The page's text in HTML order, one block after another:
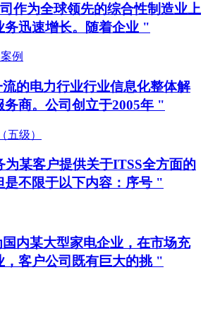
作为全球领先的综合性制造业上
务迅速增长。随着企业 "
例
的电力行业行业信息化整体解
务商。公司创立于2005年 "
五级）
某客户提供关于ITSS全方面的
是不限于以下内容：序号 "
内某大型家电企业，在市场充
，客户公司既有巨大的挑 "